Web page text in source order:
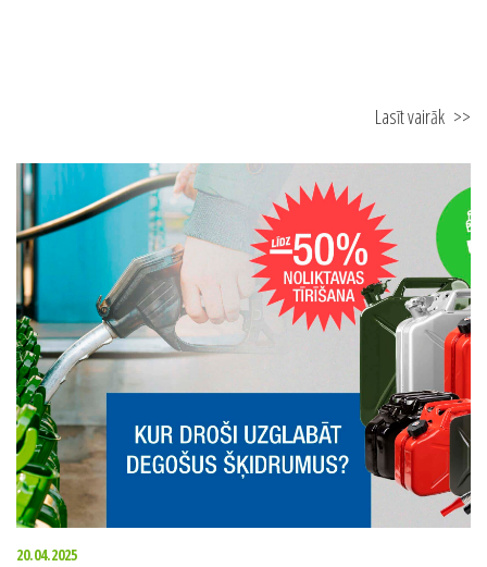
Lasīt vairāk >>
20.04.2025